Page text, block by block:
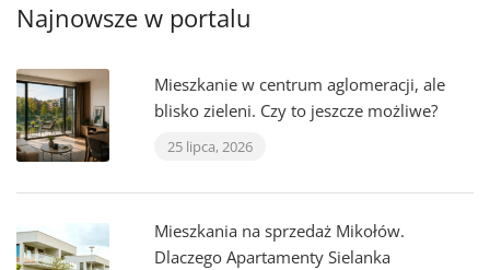
Najnowsze w portalu
Mieszkanie w centrum aglomeracji, ale
blisko zieleni. Czy to jeszcze możliwe?
25 lipca, 2026
Mieszkania na sprzedaż Mikołów.
Dlaczego Apartamenty Sielanka